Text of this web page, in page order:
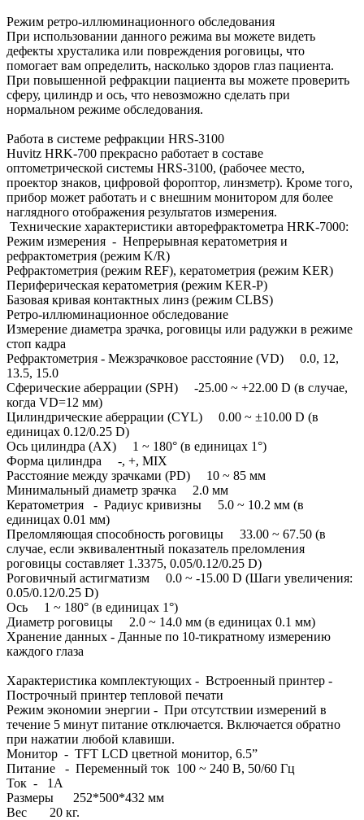
Режим ретро-иллюминационного обследования
При использовании данного режима вы можете видеть
дефекты хрусталика или повреждения роговицы, что
помогает вам определить, насколько здоров глаз пациента.
При повышенной рефракции пациента вы можете проверить
сферу, цилиндр и ось, что невозможно сделать при
нормальном режиме обследования.
Работа в системе рефракции HRS-3100
Huvitz HRK-700 прекрасно работает в составе
оптометрической системы HRS-3100, (рабочее место,
проектор знаков, цифровой фороптор, линзметр). Кроме того,
прибор может работать и с внешним монитором для более
наглядного отображения результатов измерения.
Технические характеристики авторефрактометра HRK-7000:
Режим измерения - Непрерывная кератометрия и
рефрактометрия (режим K/R)
Рефрактометрия (режим REF), кератометрия (режим KER)
Периферическая кератометрия (режим KER-P)
Базовая кривая контактных линз (режим CLBS)
Ретро-иллюминационное обследование
Измерение диаметра зрачка, роговицы или радужки в режиме
стоп кадра
Рефрактометрия - Межзрачковое расстояние (VD) 0.0, 12,
13.5, 15.0
Сферические аберрации (SPH) -25.00 ~ +22.00 D (в случае,
когда VD=12 мм)
Цилиндрические аберрации (CYL) 0.00 ~ ±10.00 D (в
единицах 0.12/0.25 D)
Ось цилиндра (AX) 1 ~ 180° (в единицах 1°)
Форма цилиндра -, +, MIX
Расстояние между зрачками (PD) 10 ~ 85 мм
Минимальный диаметр зрачка 2.0 мм
Кератометрия - Радиус кривизны 5.0 ~ 10.2 мм (в
единицах 0.01 мм)
Преломляющая способность роговицы 33.00 ~ 67.50 (в
случае, если эквивалентный показатель преломления
роговицы составляет 1.3375, 0.05/0.12/0.25 D)
Роговичный астигматизм 0.0 ~ -15.00 D (Шаги увеличения:
0.05/0.12/0.25 D)
Ось 1 ~ 180° (в единицах 1°)
Диаметр роговицы 2.0 ~ 14.0 мм (в единицах 0.1 мм)
Хранение данных - Данные по 10-тикратному измерению
каждого глаза
Характеристика комплектующих - Встроенный принтер -
Построчный принтер тепловой печати
Режим экономии энергии - При отсутствии измерений в
течение 5 минут питание отключается. Включается обратно
при нажатии любой клавиши.
Монитор - TFT LCD цветной монитор, 6.5”
Питание - Переменный ток 100 ~ 240 В, 50/60 Гц
Ток - 1А
Размеры 252*500*432 мм
Вес 20 кг.